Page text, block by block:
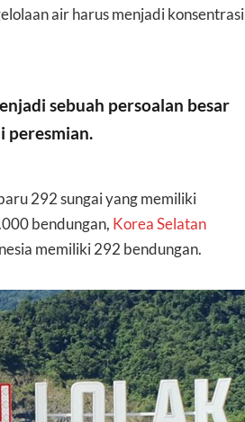
air harus menjadi konsentrasi
sebuah persoalan besar
peresmian.
292 sungai yang memiliki
bendungan, Korea Selatan
memiliki 292 bendungan.